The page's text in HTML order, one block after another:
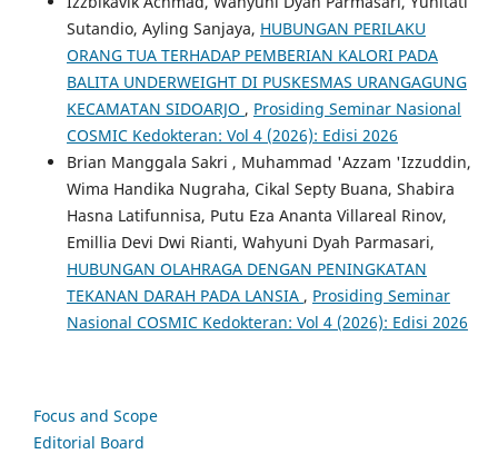
Sutandio, Ayling Sanjaya, HUBUNGAN PERILAKU
ORANG TUA TERHADAP PEMBERIAN KALORI PADA
BALITA UNDERWEIGHT DI PUSKESMAS URANGAGUNG
KECAMATAN SIDOARJO , Prosiding Seminar Nasional
COSMIC Kedokteran: Vol 4 (2026): Edisi 2026
Brian Manggala Sakri , Muhammad 'Azzam 'Izzuddin,
Wima Handika Nugraha, Cikal Septy Buana, Shabira
Hasna Latifunnisa, Putu Eza Ananta Villareal Rinov,
Emillia Devi Dwi Rianti, Wahyuni Dyah Parmasari,
HUBUNGAN OLAHRAGA DENGAN PENINGKATAN
TEKANAN DARAH PADA LANSIA , Prosiding Seminar
Nasional COSMIC Kedokteran: Vol 4 (2026): Edisi 2026
Focus and Scope
Editorial Board